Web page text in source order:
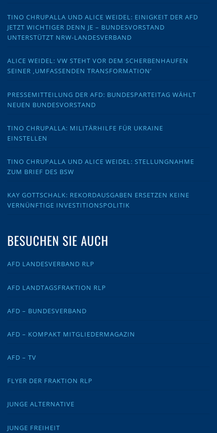
TINO CHRUPALLA UND ALICE WEIDEL: EINIGKEIT DER AFD
JETZT WICHTIGER DENN JE – BUNDESVORSTAND
UNTERSTÜTZT NRW-LANDESVERBAND
ALICE WEIDEL: VW STEHT VOR DEM SCHERBENHAUFEN
SEINER ‚UMFASSENDEN TRANSFORMATION‘
PRESSEMITTEILUNG DER AFD: BUNDESPARTEITAG WÄHLT
NEUEN BUNDESVORSTAND
TINO CHRUPALLA: MILITÄRHILFE FÜR UKRAINE
EINSTELLEN
TINO CHRUPALLA UND ALICE WEIDEL: STELLUNGNAHME
ZUM BRIEF DES BSW
KAY GOTTSCHALK: REKORDAUSGABEN ERSETZEN KEINE
VERNÜNFTIGE INVESTITIONSPOLITIK
BESUCHEN SIE AUCH
AFD LANDESVERBAND RLP
AFD LANDTAGSFRAKTION RLP
AFD – BUNDESVERBAND
AFD – KOMPAKT MITGLIEDERMAGAZIN
AFD – TV
FLYER DER FRAKTION RLP
JUNGE ALTERNATIVE
JUNGE FREIHEIT